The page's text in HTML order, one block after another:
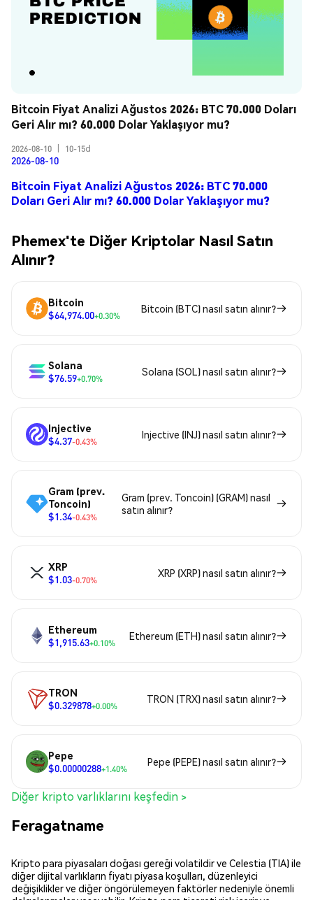
Bitcoin Fiyat Analizi Ağustos 2026: BTC 70.000 Doları
Geri Alır mı? 60.000 Dolar Yaklaşıyor mu?
2026-08-10 10-15d
2026-08-10
Bitcoin Fiyat Analizi Ağustos 2026: BTC 70.000
Doları Geri Alır mı? 60.000 Dolar Yaklaşıyor mu?
Phemex'te Diğer Kriptolar Nasıl Satın
Alınır?
Bitcoin
$64,974.00+0.30%
Bitcoin (BTC) nasıl satın alınır?
Solana
$76.59+0.70%
Solana (SOL) nasıl satın alınır?
Injective
$4.37-0.43%
Injective (INJ) nasıl satın alınır?
Gram (prev.
Toncoin)
$1.34-0.43%
Gram (prev. Toncoin) (GRAM) nasıl
satın alınır?
XRP
$1.03-0.70%
XRP (XRP) nasıl satın alınır?
Ethereum
$1,915.63+0.10%
Ethereum (ETH) nasıl satın alınır?
TRON
$0.329878+0.00%
TRON (TRX) nasıl satın alınır?
Pepe
$0.00000288+1.40%
Pepe (PEPE) nasıl satın alınır?
Diğer kripto varlıklarını keşfedin >
Feragatname
Kripto para piyasaları doğası gereği volatildir ve Celestia (TIA) ile
diğer dijital varlıkların fiyatı piyasa koşulları, düzenleyici
değişiklikler ve diğer öngörülemeyen faktörler nedeniyle önemli